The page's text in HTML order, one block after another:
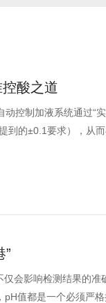
酸之道
控制加液系统通过“
到的±0.1要求），从
”
会影响检测结果的准
值都是一个必须严